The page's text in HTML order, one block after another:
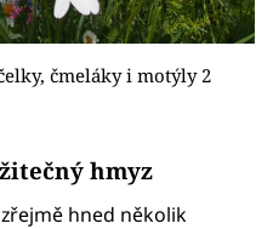
čmeláky i motýly 2
hmyz
hned několik